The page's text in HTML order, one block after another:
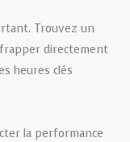
Trouvez un
directement
heures clés
la performance